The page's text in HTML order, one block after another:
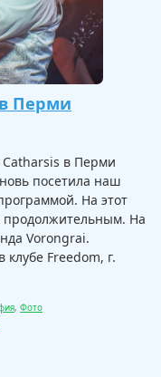
Перми
Catharsis в Перми
посетила наш
На этот
На
Vorongrai.
Freedom, г.
, Фото